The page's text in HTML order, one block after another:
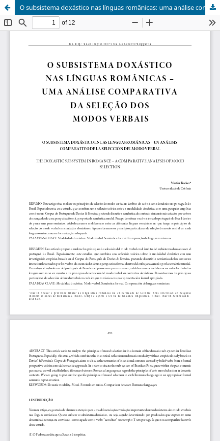
O subsistema doxástico nas línguas românicas: uma análise comparativa da seleção dos modos verbais